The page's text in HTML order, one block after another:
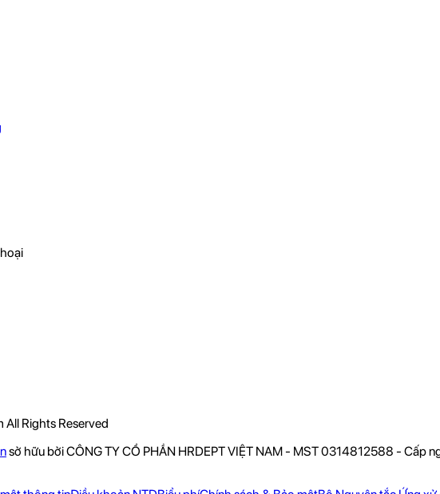
Rights Reserved
sở hữu bởi CÔNG TY CỔ PHẦN HRDEPT VIỆT NAM - MST 0314812588 -